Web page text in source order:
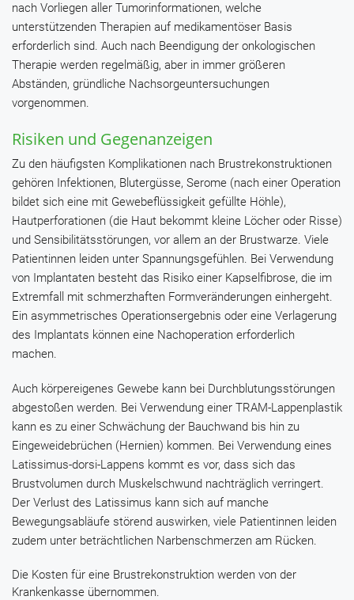
nach Vorliegen aller Tumorinformationen, welche
unterstützenden Therapien auf medikamentöser Basis
erforderlich sind. Auch nach Beendigung der onkologischen
Therapie werden regelmäßig, aber in immer größeren
Abständen, gründliche Nachsorgeuntersuchungen
vorgenommen.
Risiken und Gegenanzeigen
Zu den häufigsten Komplikationen nach Brustrekonstruktionen
gehören Infektionen, Blutergüsse, Serome (nach einer Operation
bildet sich eine mit Gewebeflüssigkeit gefüllte Höhle),
Hautperforationen (die Haut bekommt kleine Löcher oder Risse)
und Sensibilitätsstörungen, vor allem an der Brustwarze. Viele
Patientinnen leiden unter Spannungsgefühlen. Bei Verwendung
von Implantaten besteht das Risiko einer Kapselfibrose, die im
Extremfall mit schmerzhaften Formveränderungen einhergeht.
Ein asymmetrisches Operationsergebnis oder eine Verlagerung
des Implantats können eine Nachoperation erforderlich
machen.
Auch körpereigenes Gewebe kann bei Durchblutungsstörungen
abgestoßen werden. Bei Verwendung einer TRAM-Lappenplastik
kann es zu einer Schwächung der Bauchwand bis hin zu
Eingeweidebrüchen (Hernien) kommen. Bei Verwendung eines
Latissimus-dorsi-Lappens kommt es vor, dass sich das
Brustvolumen durch Muskelschwund nachträglich verringert.
Der Verlust des Latissimus kann sich auf manche
Bewegungsabläufe störend auswirken, viele Patientinnen leiden
zudem unter beträchtlichen Narbenschmerzen am Rücken.
Die Kosten für eine Brustrekonstruktion werden von der
Krankenkasse übernommen.